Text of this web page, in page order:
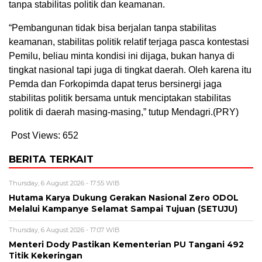
tanpa stabilitas politik dan keamanan.
“Pembangunan tidak bisa berjalan tanpa stabilitas
keamanan, stabilitas politik relatif terjaga pasca kontestasi
Pemilu, beliau minta kondisi ini dijaga, bukan hanya di
tingkat nasional tapi juga di tingkat daerah. Oleh karena itu
Pemda dan Forkopimda dapat terus bersinergi jaga
stabilitas politik bersama untuk menciptakan stabilitas
politik di daerah masing-masing,” tutup Mendagri.(PRY)
Post Views: 652
BERITA TERKAIT
Thursday, 6 August 2026 - 17:55 WIB
Hutama Karya Dukung Gerakan Nasional Zero ODOL
Melalui Kampanye Selamat Sampai Tujuan (SETUJU)
Thursday, 6 August 2026 - 17:07 WIB
Menteri Dody Pastikan Kementerian PU Tangani 492
Titik Kekeringan